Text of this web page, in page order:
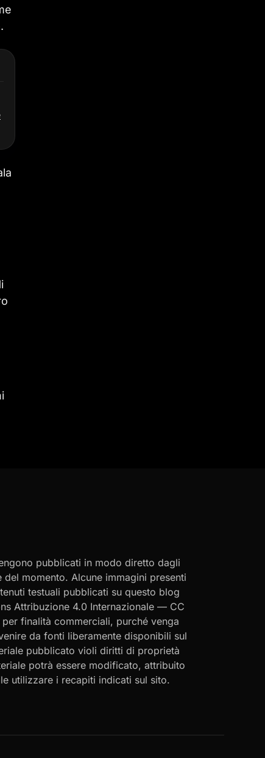
pubblicati in modo diretto dagli
momento. Alcune immagini presenti
testuali pubblicati su questo blog
Attribuzione 4.0 Internazionale — CC
finalità commerciali, purché venga
da fonti liberamente disponibili sul
pubblicato violi diritti di proprietà
potrà essere modificato, attribuito
utilizzare i recapiti indicati sul sito.